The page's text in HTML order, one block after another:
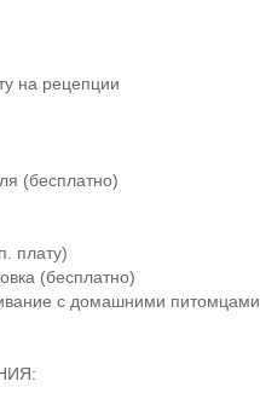
на рецепции
(бесплатно)
плату)
(бесплатно)
с домашними питомцами